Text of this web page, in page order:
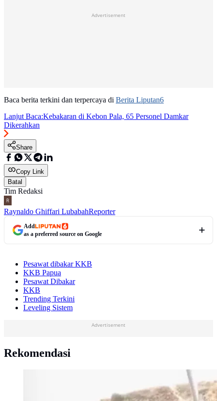
Advertisement
Baca berita terkini dan terpercaya di Berita Liputan6
Lanjut Baca:Kebakaran di Kebon Pala, 65 Personel Damkar
Dikerahkan
Share
Copy Link
Batal
Tim Redaksi
Raynaldo Ghiffari LubabahReporter
Add
as a preferred source on Google
Pesawat dibakar KKB
KKB Papua
Pesawat Dibakar
KKB
Trending Terkini
Leveling Sistem
Advertisement
Rekomendasi